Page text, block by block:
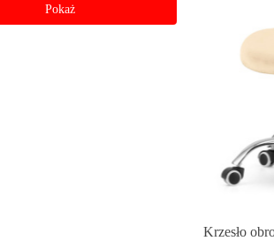
Pokaż
Krzesło